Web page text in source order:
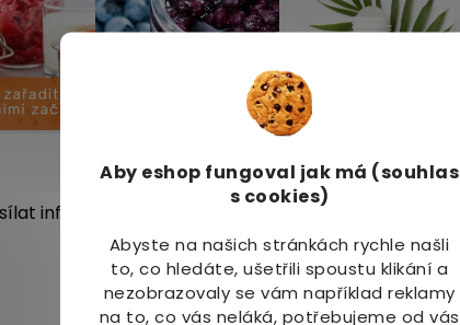
Aby eshop fungoval jak má (souhlas
s cookies)
Abyste na našich stránkách rychle našli
to, co hledáte, ušetřili spoustu klikání a
nezobrazovaly se vám například reklamy
na to, co vás neláká, potřebujeme od vás
informace o nových